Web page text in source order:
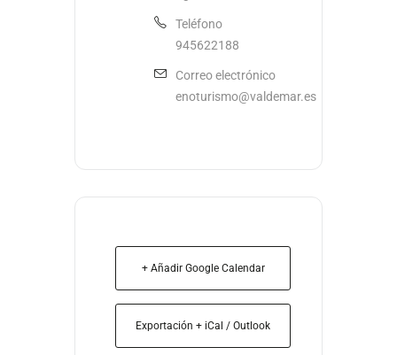
Teléfono
945622188
Correo electrónico
enoturismo@valdemar.es
+ Añadir Google Calendar
Exportación + iCal / Outlook